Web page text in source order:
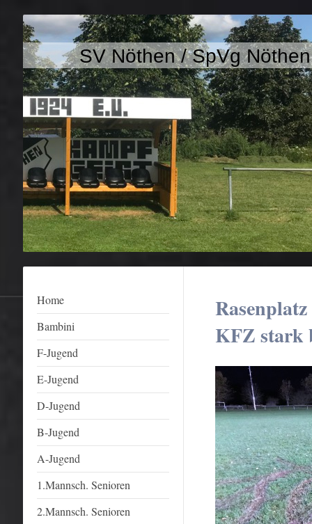
SV Nöthen / SpVg
Home
Bambini
F-Jugend
E-Jugend
D-Jugend
B-Jugend
A-Jugend
1.Mannsch. Senioren
2.Mannsch. Senioren
KFZ stark